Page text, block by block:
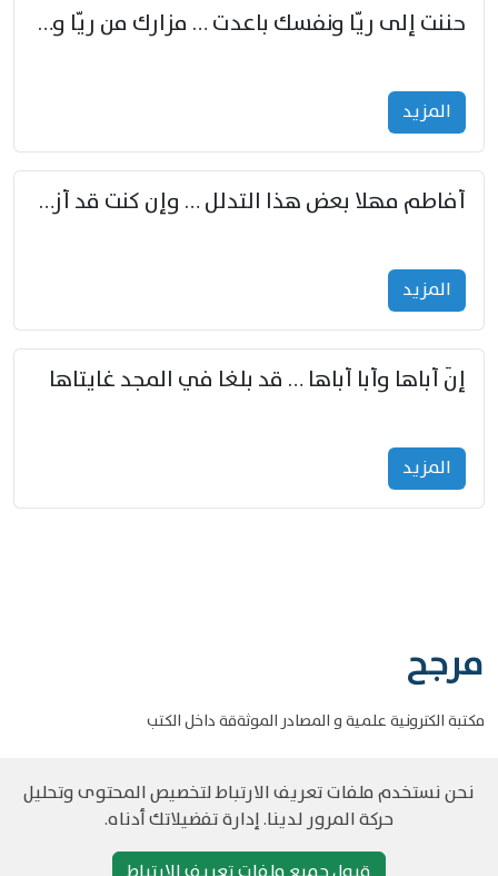
حننت إلى ريّا ونفسك باعدت … مزارك من ريّا وشعباكما معا
المزید
أفاطم مهلا بعض هذا التدلل … وإن كنت قد أزمعت صرمي فأجملي
المزید
إنّ أباها وأبا أباها … قد بلغا في المجد غايتاها
المزید
مرجح
مكتبة الكترونية علمية و المصادر الموثةقة داخل الكتب
حقوق الطبع والنشر مرجح جميع الحقوق محفوظةسياسة و الخصوصية
نحن نستخدم ملفات تعريف الارتباط لتخصيص المحتوى وتحليل
حركة المرور لدينا. إدارة تفضيلاتك أدناه.